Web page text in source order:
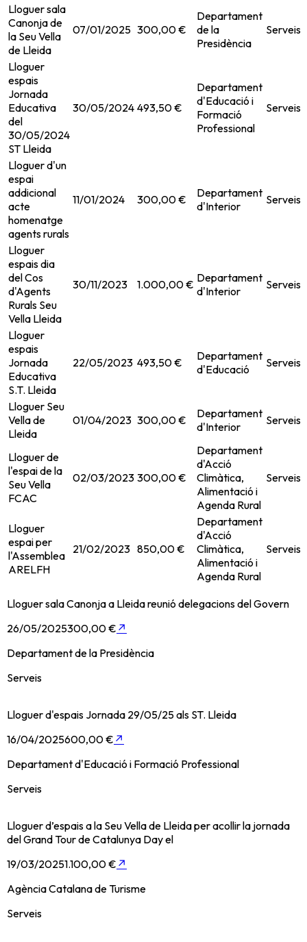
Lloguer sala
Canonja de
la Seu Vella
de Lleida
07/01/2025 300,00 €
Departament
de la
Presidència
Serveis
Lloguer
espais
Jornada
Educativa
del
30/05/2024
ST Lleida
30/05/2024 493,50 €
Departament
d'Educació i
Formació
Professional
Serveis
Lloguer d'un
espai
addicional
acte
homenatge
agents rurals
11/01/2024 300,00 €
Departament
d'Interior
Serveis
Lloguer
espais dia
del Cos
d'Agents
Rurals Seu
Vella Lleida
30/11/2023 1.000,00 € Departament
d'Interior
Serveis
Lloguer
espais
Jornada
Educativa
S.T. Lleida
22/05/2023 493,50 €
Departament
d'Educació
Serveis
Lloguer Seu
Vella de
Lleida
01/04/2023 300,00 €
Departament
d'Interior
Serveis
Lloguer de
l'espai de la
Seu Vella
FCAC
02/03/2023 300,00 €
Departament
d'Acció
Climàtica,
Alimentació i
Agenda Rural
Serveis
Lloguer
espai per
l'Assemblea
ARELFH
21/02/2023 850,00 €
Departament
d'Acció
Climàtica,
Alimentació i
Agenda Rural
Serveis
Lloguer sala Canonja a Lleida reunió delegacions del Govern
26/05/2025300,00 € ↗
Departament de la Presidència
Serveis
Lloguer d'espais Jornada 29/05/25 als ST. Lleida
16/04/2025600,00 € ↗
Departament d'Educació i Formació Professional
Serveis
Lloguer d’espais a la Seu Vella de Lleida per acollir la jornada
del Grand Tour de Catalunya Day el
19/03/20251.100,00 € ↗
Agència Catalana de Turisme
Serveis